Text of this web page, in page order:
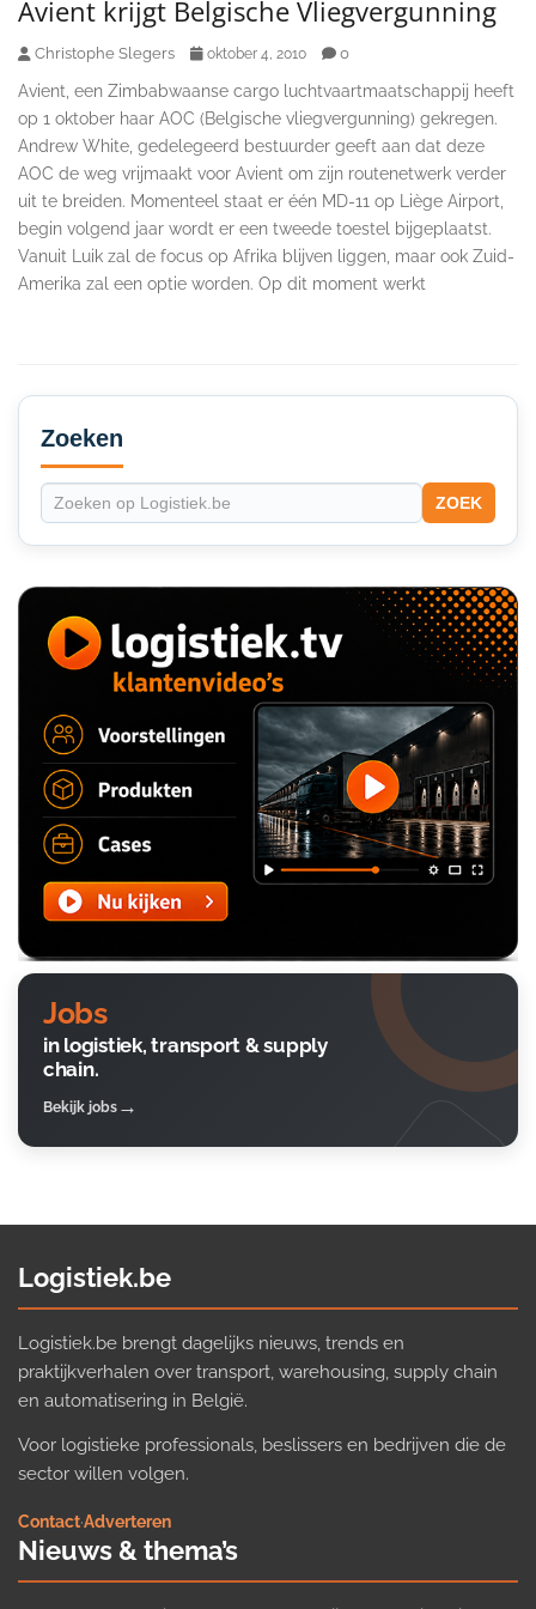
Avient krijgt Belgische Vliegvergunning
Christophe Slegers oktober 4, 2010 0
Avient, een Zimbabwaanse cargo luchtvaartmaatschappij heeft
op 1 oktober haar AOC (Belgische vliegvergunning) gekregen.
Andrew White, gedelegeerd bestuurder geeft aan dat deze
AOC de weg vrijmaakt voor Avient om zijn routenetwerk verder
uit te breiden. Momenteel staat er één MD-11 op Liège Airport,
begin volgend jaar wordt er een tweede toestel bijgeplaatst.
Vanuit Luik zal de focus op Afrika blijven liggen, maar ook Zuid-
Amerika zal een optie worden. Op dit moment werkt
Secondary
Sidebar
Zoeken
ZOEK
Jobs
in logistiek, transport & supply
chain.
Bekijk jobs
Logistiek.be
Logistiek.be brengt dagelijks nieuws, trends en
praktijkverhalen over transport, warehousing, supply chain
en automatisering in België.
Voor logistieke professionals, beslissers en bedrijven die de
sector willen volgen.
Contact·Adverteren
Nieuws & thema’s